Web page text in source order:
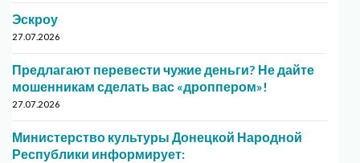
Эскроу
27.07.2026
Предлагают перевести чужие деньги? Не дайте
мошенникам сделать вас «дроппером»!
27.07.2026
Министерство культуры Донецкой Народной
Республики информирует: